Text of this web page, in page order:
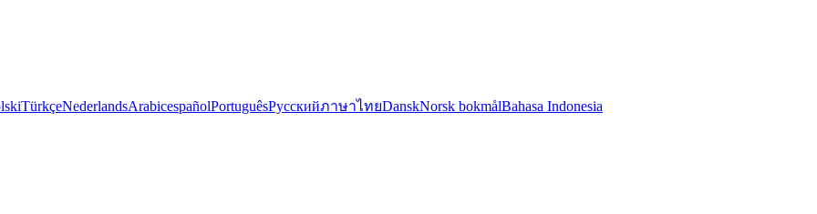
TürkçeNederlandsArabicespañolPortuguêsРусскийภาษาไทยDanskNorsk bokmålBahasa Indonesia